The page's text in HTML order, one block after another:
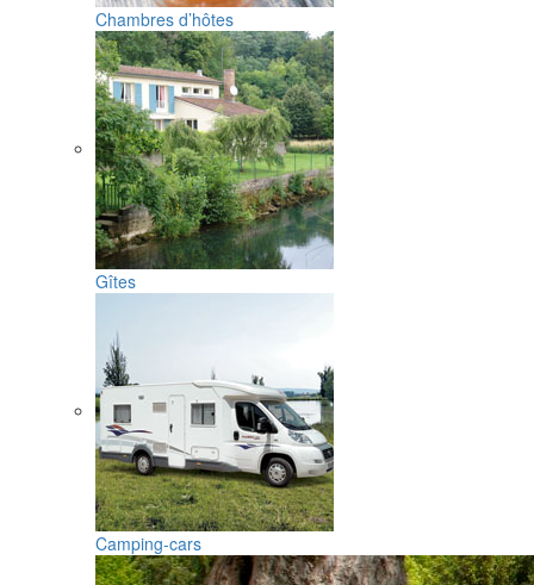
Chambres d’hôtes
Gîtes
Camping-cars